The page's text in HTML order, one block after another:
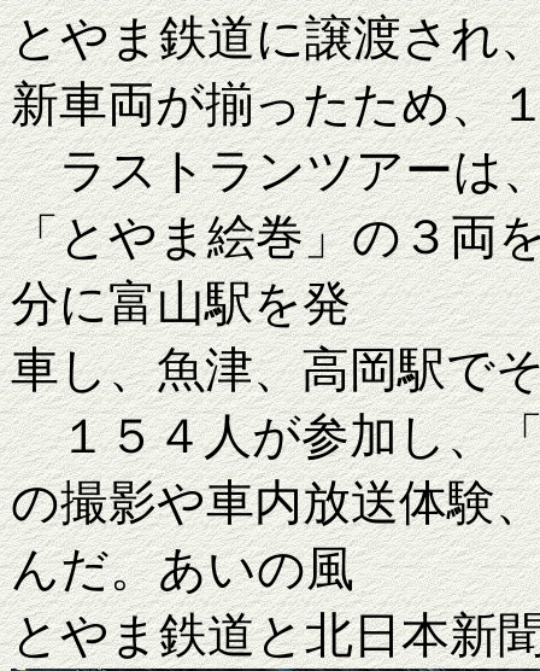
とやま鉄道に譲渡され
新車両が揃ったため、
ラストランツアーは、
「とやま絵巻」の３両
分に富山駅を発
車し、魚津、高岡駅で
１５４人が参加し、「
の撮影や車内放送体験
んだ。あいの風
とやま鉄道と北日本新